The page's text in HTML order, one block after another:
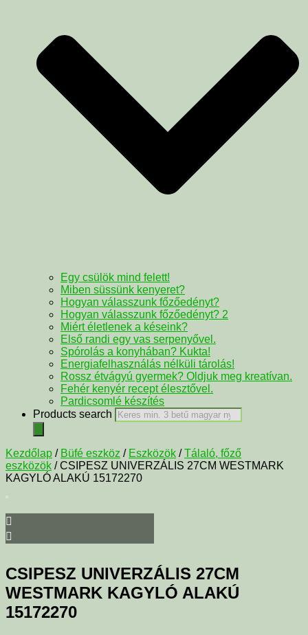
Egy csülök mind felett!
Miben süssünk kenyeret?
Hogyan válasszunk főzőedényt?
Hogyan válasszunk főzőedényt? 2
Miért életlenek a késeink?
Első randi egy vas serpenyővel.
Spórolás a konyhában? Kukta!
Energiafelhasználás nélküli tárolás!
Rossz étvágyú gyermek? Oldjuk meg kreatívan.
Fehér kenyér recept élesztővel.
Pardicsomlé készítés
Products search
Kezdőlap / Büfé eszköz / Eszközök /Tálaló, főző
eszközök / CSIPESZ UNIVERZÁLIS 27CM WESTMARK
KAGYLÓ ALAKÚ 15172270
CSIPESZ UNIVERZÁLIS 27CM
WESTMARK KAGYLÓ ALAKÚ
15172270